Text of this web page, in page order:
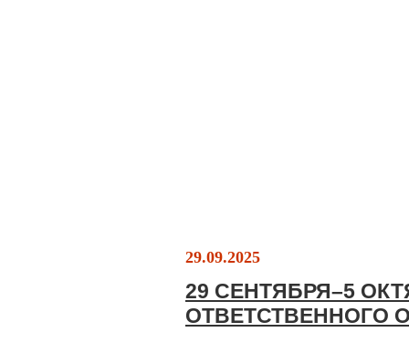
29.09.2025
29 СЕНТЯБРЯ–5
ОТВЕТСТВЕННОГО